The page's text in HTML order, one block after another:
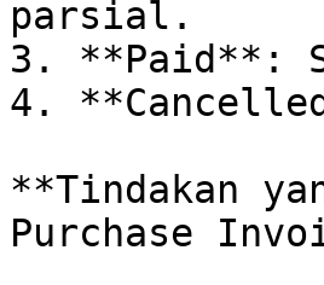
parsial.
3. **Paid**:
4.
**Tindakan
Purchase